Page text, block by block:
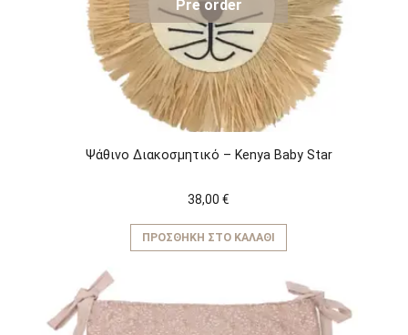
Pre order
Ψάθινο Διακοσμητικό – Kenya Baby Star
38,00 €
ΠΡΟΣΘΉΚΗ ΣΤΟ ΚΑΛΆΘΙ